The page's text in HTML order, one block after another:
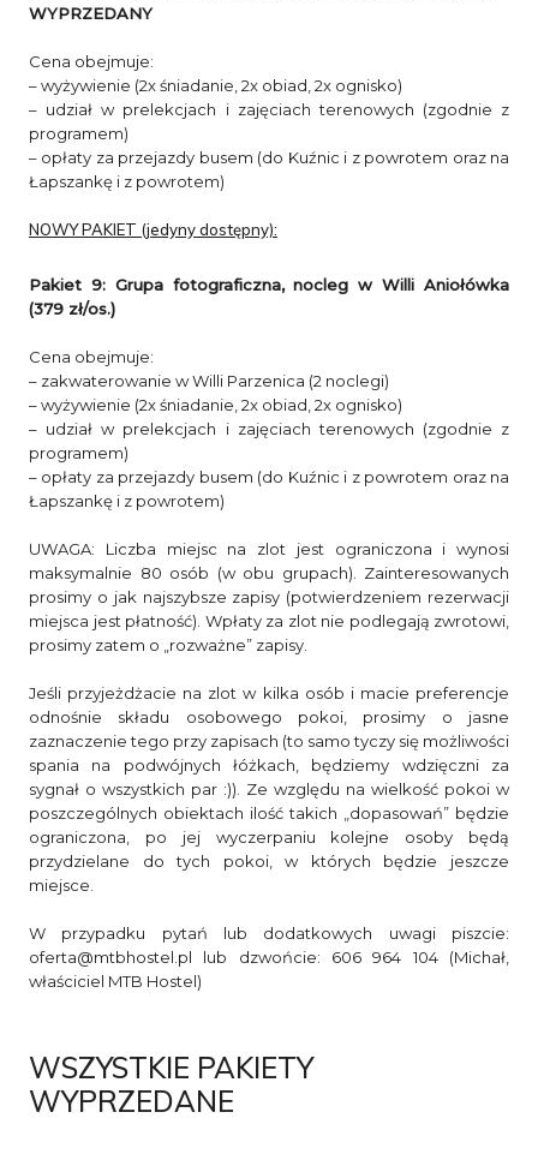
WYPRZEDANY
Cena obejmuje:
– wyżywienie (2x śniadanie, 2x obiad, 2x ognisko)
– udział w prelekcjach i zajęciach terenowych (zgodnie z
programem)
– opłaty za przejazdy busem (do Kuźnic i z powrotem oraz na
Łapszankę i z powrotem)
NOWY PAKIET (jedyny dostępny):
Pakiet 9: Grupa fotograficzna, nocleg w Willi Aniołówka
(379 zł/os.)
Cena obejmuje:
– zakwaterowanie w Willi Parzenica (2 noclegi)
– wyżywienie (2x śniadanie, 2x obiad, 2x ognisko)
– udział w prelekcjach i zajęciach terenowych (zgodnie z
programem)
– opłaty za przejazdy busem (do Kuźnic i z powrotem oraz na
Łapszankę i z powrotem)
UWAGA: Liczba miejsc na zlot jest ograniczona i wynosi
maksymalnie 80 osób (w obu grupach). Zainteresowanych
prosimy o jak najszybsze zapisy (potwierdzeniem rezerwacji
miejsca jest płatność). Wpłaty za zlot nie podlegają zwrotowi,
prosimy zatem o „rozważne” zapisy.
Jeśli przyjeżdżacie na zlot w kilka osób i macie preferencje
odnośnie składu osobowego pokoi, prosimy o jasne
zaznaczenie tego przy zapisach (to samo tyczy się możliwości
spania na podwójnych łóżkach, będziemy wdzięczni za
sygnał o wszystkich par :)). Ze względu na wielkość pokoi w
poszczególnych obiektach ilość takich „dopasowań” będzie
ograniczona, po jej wyczerpaniu kolejne osoby będą
przydzielane do tych pokoi, w których będzie jeszcze
miejsce.
W przypadku pytań lub dodatkowych uwagi piszcie:
oferta@mtbhostel.pl lub dzwońcie: 606 964 104 (Michał,
właściciel MTB Hostel)
WSZYSTKIE PAKIETY
WYPRZEDANE